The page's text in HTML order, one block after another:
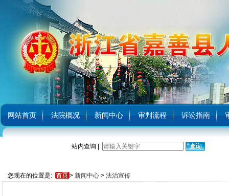
网站首页 法院概况 新闻中心 审判流程 诉讼指南
站内查询 |
您现在的位置是: > 新闻中心 > 法治宣传